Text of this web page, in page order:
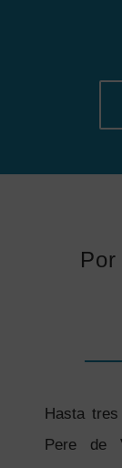
Hasta
Pere de